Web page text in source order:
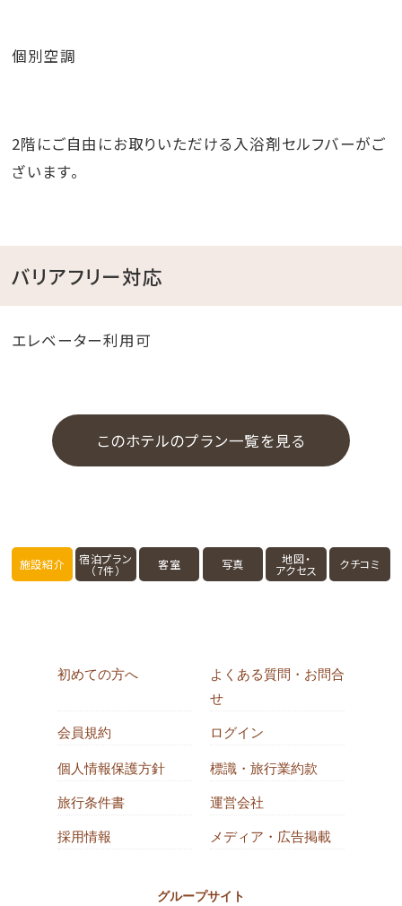
個別空調
2階にご自由にお取りいただける入浴剤セルフバーがご
ざいます。
バリアフリー対応
エレベーター利用可
このホテルのプラン一覧を見る
施設紹介 宿泊プラン
（7件） 客室 写真 地図・
アクセス クチコミ
初めての方へ
よくある質問・お問合
せ
会員規約 ログイン
個人情報保護方針 標識・旅行業約款
旅行条件書 運営会社
採用情報 メディア・広告掲載
グループサイト